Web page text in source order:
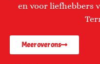
en voor liefhebbers
Meer over ons